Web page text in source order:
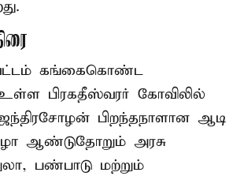
கங்கைகொண்ட
பிரகதீஸ்வரர் கோவிலில்
பிறந்தநாளான ஆடி
ஆண்டுதோறும் அரசு
பண்பாடு மற்றும்